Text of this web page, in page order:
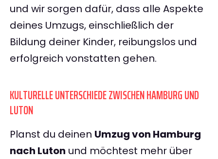
und wir sorgen dafür, dass alle Aspekte
deines Umzugs, einschließlich der
Bildung deiner Kinder, reibungslos und
erfolgreich vonstatten gehen.
KULTURELLE UNTERSCHIEDE ZWISCHEN HAMBURG UND
LUTON
Planst du deinen Umzug von Hamburg
nach Luton und möchtest mehr über